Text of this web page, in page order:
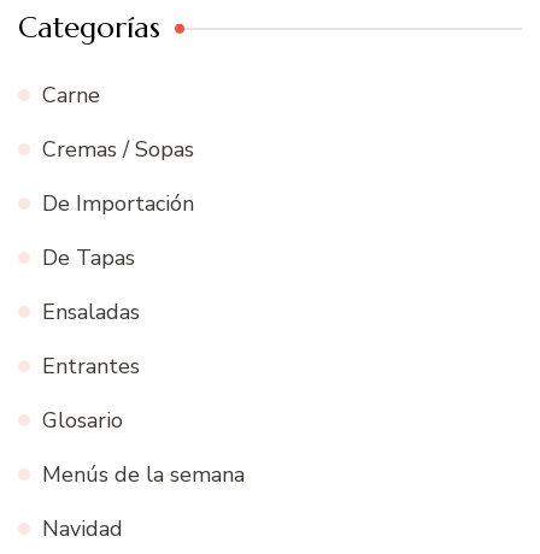
Categorías
Carne
Cremas / Sopas
De Importación
De Tapas
Ensaladas
Entrantes
Glosario
Menús de la semana
Navidad